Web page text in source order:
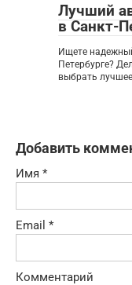
Лучший
в Санкт-
Ищете
Петербурге?
выбрать лучшее
Добавить
Имя *
Email *
Комментарий